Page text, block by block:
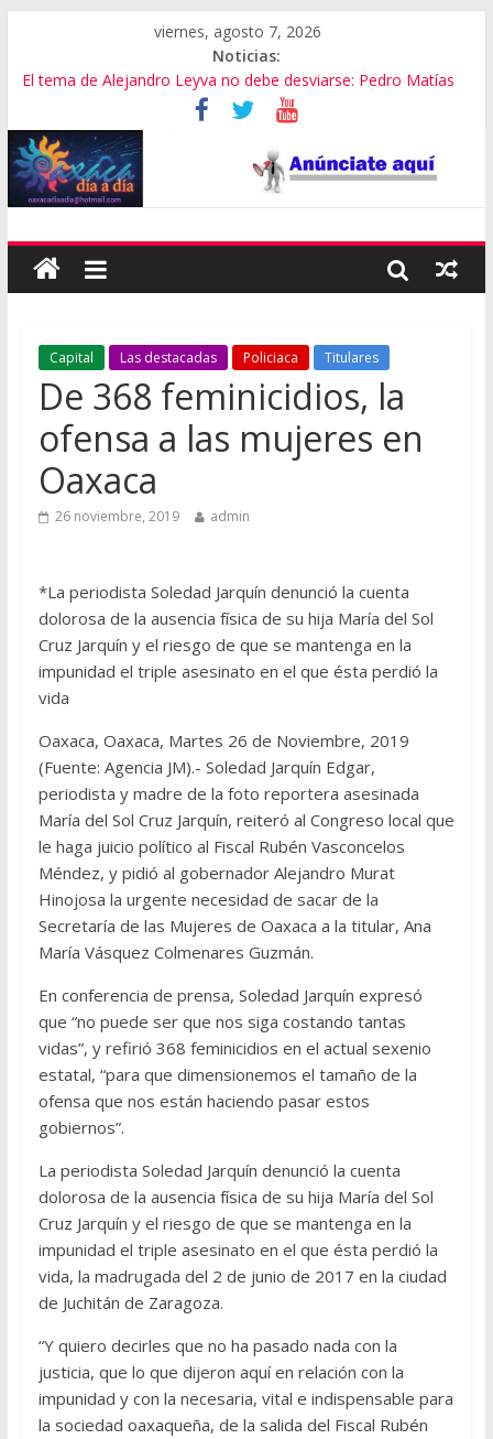
viernes, agosto 7, 2026
Noticias:
El tema de Alejandro Leyva no debe desviarse: Pedro Matías
Promete SEGOB investigación a fondo en crimen de Alejandro
Leyva
Bajo amenazas, Secretario de Gobierno de Oaxaca despojaría
predios
“Amenazamos, no dialogamos”
Capital Las destacadas Policiaca Titulares
De 368 feminicidios, la
ofensa a las mujeres en
Oaxaca
26 noviembre, 2019 admin
*La periodista Soledad Jarquín denunció la cuenta
dolorosa de la ausencia física de su hija María del Sol
Cruz Jarquín y el riesgo de que se mantenga en la
impunidad el triple asesinato en el que ésta perdió la
vida
Oaxaca, Oaxaca, Martes 26 de Noviembre, 2019
(Fuente: Agencia JM).- Soledad Jarquín Edgar,
periodista y madre de la foto reportera asesinada
María del Sol Cruz Jarquín, reiteró al Congreso local que
le haga juicio político al Fiscal Rubén Vasconcelos
Méndez, y pidió al gobernador Alejandro Murat
Hinojosa la urgente necesidad de sacar de la
Secretaría de las Mujeres de Oaxaca a la titular, Ana
María Vásquez Colmenares Guzmán.
En conferencia de prensa, Soledad Jarquín expresó
que “no puede ser que nos siga costando tantas
vidas”, y refirió 368 feminicidios en el actual sexenio
estatal, “para que dimensionemos el tamaño de la
ofensa que nos están haciendo pasar estos
gobiernos”.
La periodista Soledad Jarquín denunció la cuenta
dolorosa de la ausencia física de su hija María del Sol
Cruz Jarquín y el riesgo de que se mantenga en la
impunidad el triple asesinato en el que ésta perdió la
vida, la madrugada del 2 de junio de 2017 en la ciudad
de Juchitán de Zaragoza.
“Y quiero decirles que no ha pasado nada con la
justicia, que lo que dijeron aquí en relación con la
impunidad y con la necesaria, vital e indispensable para
la sociedad oaxaqueña, de la salida del Fiscal Rubén